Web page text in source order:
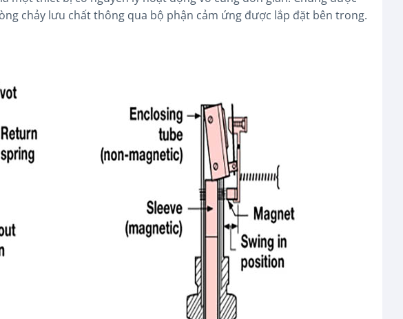
chảy lưu chất thông qua bộ phận cảm ứng được lắp đặt bên trong.